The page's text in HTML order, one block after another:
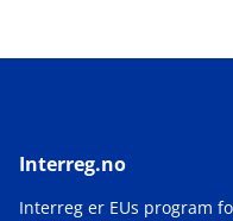
Interreg.no
Interreg er EUs program